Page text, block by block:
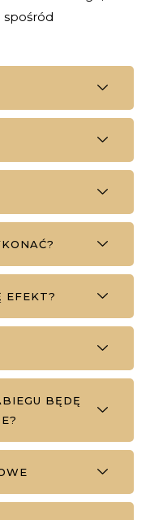
spośród
EFEKT?
BĘDĘ